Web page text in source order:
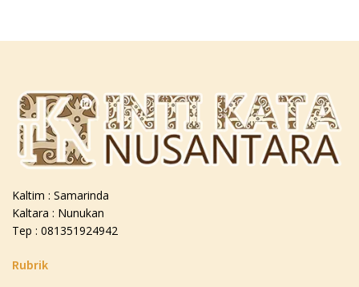
Kaltim : Samarinda
Kaltara : Nunukan
Tep : 081351924942
Rubrik